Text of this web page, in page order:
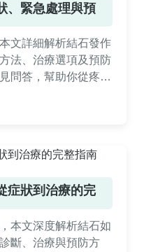
、緊急處理與預
文詳細解析結石發作
法、治療選項及預防
問答，幫助你從疼痛
。
症狀到治療的完
本文深度解析結石如
斷、治療與預防方